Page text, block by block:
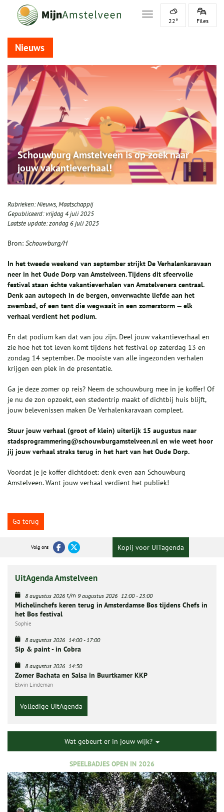
Toggle navigation
22° Files
Nieuws
Schouwburg Amstelveen is op zoek naar
jouw vakantieverhaal!
Rubrieken:Nieuws,Maatschappij
Gepubliceerd:vrijdag 4 juli 2025
Laatste update:zondag 6 juli 2025
Bron: Schouwburg/H
In het tweede weekend van september strijkt De Verhalenkaravaan
neer in het Oude Dorp van Amstelveen. Tijdens dit sfeervolle
festival staan échte vakantieverhalen van Amstelveners centraal.
Denk aan autopech in de bergen, onverwachte liefde aan het
zwembad, of een tent die wegwaait in een zomerstorm — elk
verhaal verdient het podium.
En dat podium kan dat van jou zijn. Deel jouw vakantieverhaal en
zie hoe het tot leven komt tijdens het festival op zaterdag 13 en
zondag 14 september. De mooiste van alle ingezonden verhalen
krijgen een plek in de presentatie.
Ga je deze zomer op reis? Neem de schouwburg mee in je koffer! Of
je nu de zon opzoekt, een stedentrip maakt of dichtbij huis blijft,
jouw belevenissen maken De Verhalenkaravaan compleet.
Stuur jouw verhaal (groot of klein) uiterlijk 15 augustus naar
stadsprogrammering@schouwburgamstelveen.nl en wie weet hoor
jij jouw verhaal straks terug in het hart van het Oude Dorp.
Voordat je je koffer dichtdoet: denk even aan Schouwburg
Amstelveen. Want jouw verhaal verdient het publiek!
Ga terug
Volg ons Kopij voor UITagenda
UitAgenda Amstelveen
8 augustus 2026 t/m 9 augustus 2026 12:00-23:00
Michelinchefs keren terug in Amsterdamse Bos tijdens Chefs in
het Bos festival
Sophie
8 augustus 2026 14:00-17:00
Sip & paint - in Cobra
8 augustus 2026 14:30
Zomer Bachata en Salsa in Buurtkamer KKP
Elwin Lindeman
Volledige UitAgenda
Wat gebeurt er in jouw wijk?
SPEELBADJES OPEN IN 2026